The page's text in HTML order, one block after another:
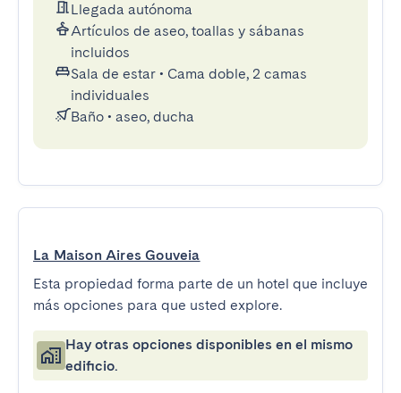
Llegada autónoma
Artículos de aseo, toallas y sábanas
incluidos
Sala de estar • Cama doble, 2 camas
individuales
Baño • aseo, ducha
La Maison Aires Gouveia
Esta propiedad forma parte de un hotel que incluye
más opciones para que usted explore.
Hay otras opciones disponibles en el mismo
edificio.